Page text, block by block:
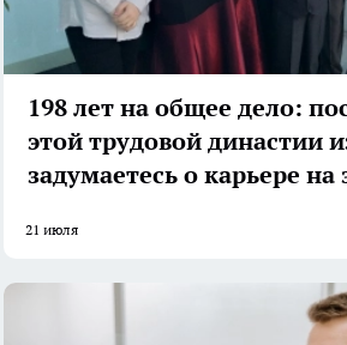
198 лет на общее дело:
этой трудовой династии
задумаетесь о карьере на
21 июля